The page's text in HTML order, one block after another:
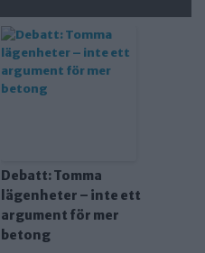
Debatt: Tomma
lägenheter – inte ett
argument för mer
betong